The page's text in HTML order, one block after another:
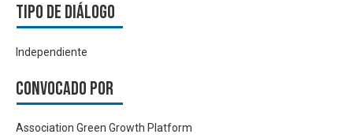
Tipo de diálogo
Independiente
Convocado por
Association Green Growth Platform